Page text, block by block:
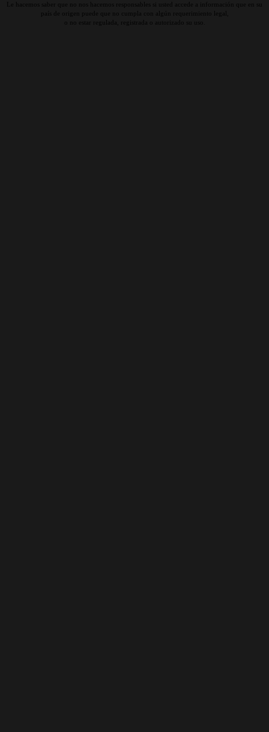
Le hacemos saber que no nos hacemos responsables si usted accede a información que en su
país de origen puede que no cumpla con algún requerimiento legal,
o no estar regulada, registrada o autorizado su uso.